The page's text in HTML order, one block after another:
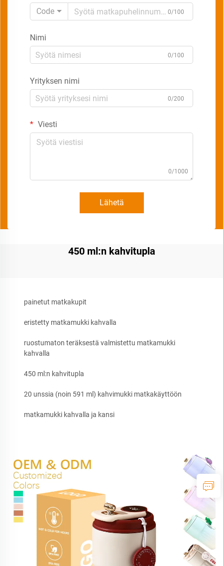
Code
0/100
Nimi
0/100
Yrityksen nimi
0/200
Viesti
0/1000
Lähetä
450 ml:n kahvitupla
painetut matkakupit
eristetty matkamukki kahvalla
ruostumaton teräksestä valmistettu matkamukki
kahvalla
450 ml:n kahvitupla
20 unssia (noin 591 ml) kahvimukki matkakäyttöön
matkamukki kahvalla ja kansi